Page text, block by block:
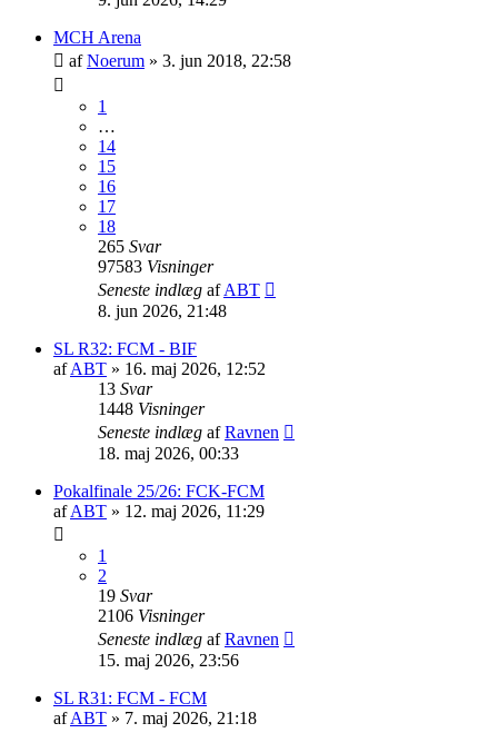
MCH Arena
afNoerum » 3. jun 2018, 22:58
1
…
14
15
16
17
18
265 Svar
97583 Visninger
Seneste indlæg afABT
8. jun 2026, 21:48
SL R32: FCM - BIF
afABT » 16. maj 2026, 12:52
13 Svar
1448 Visninger
Seneste indlæg afRavnen
18. maj 2026, 00:33
Pokalfinale 25/26: FCK-FCM
afABT » 12. maj 2026, 11:29
1
2
19 Svar
2106 Visninger
Seneste indlæg afRavnen
15. maj 2026, 23:56
SL R31: FCM - FCM
afABT » 7. maj 2026, 21:18